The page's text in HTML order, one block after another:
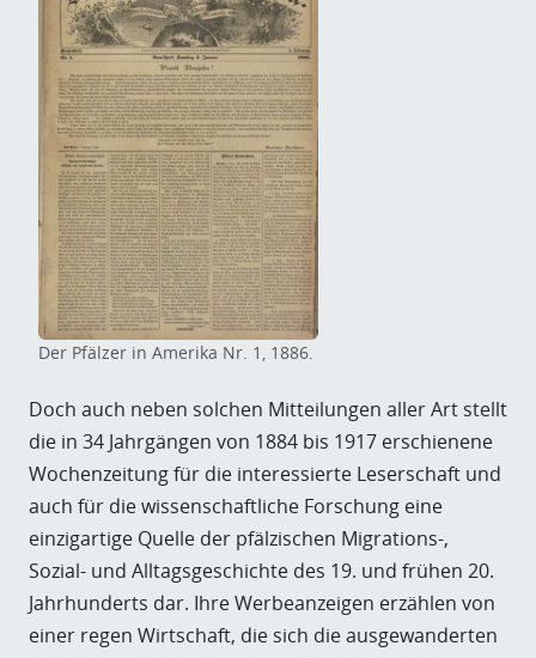
Der Pfälzer in Amerika Nr. 1, 1886.
Doch auch neben solchen Mitteilungen aller Art stellt
die in 34 Jahrgängen von 1884 bis 1917 erschienene
Wochenzeitung für die interessierte Leserschaft und
auch für die wissenschaftliche Forschung eine
einzigartige Quelle der pfälzischen Migrations-,
Sozial- und Alltagsgeschichte des 19. und frühen 20.
Jahrhunderts dar. Ihre Werbeanzeigen erzählen von
einer regen Wirtschaft, die sich die ausgewanderten